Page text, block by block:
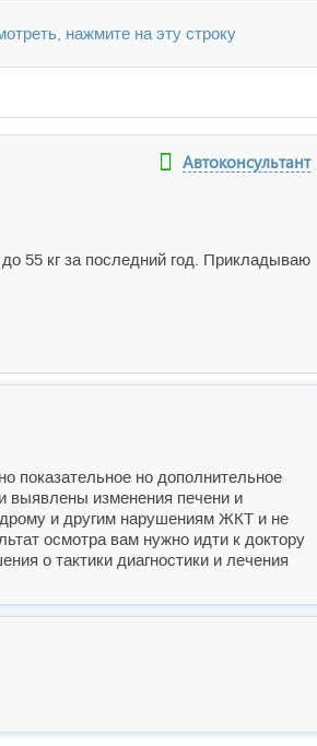
нажмите на эту строку
Автоконсультант
55 кг за последний год. Прикладываю
показательное но дополнительное
выявлены изменения печени и
и другим нарушениям ЖКТ и не
осмотра вам нужно идти к доктору
о тактики диагностики и лечения